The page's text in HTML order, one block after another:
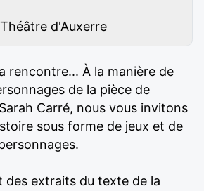
Théâtre d'Auxerre
rencontre... À la manière de
de la pièce de
Carré, nous vous invitons
sous forme de jeux et de
des extraits du texte de la